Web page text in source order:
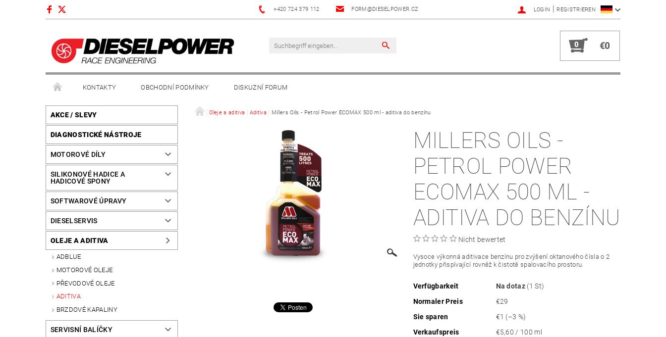
+420 724 379 112 FORM@DIESELPOWER.CZ LOGIN | REGISTRIEREN
0 €0
KONTAKTY OBCHODNÍ PODMÍNKY DISKUZNÍ FORUM
AKCE / SLEVY
DIAGNOSTICKÉ NÁSTROJE
MOTOROVÉ DÍLY
SILIKONOVÉ HADICE A
HADICOVÉ SPONY
SOFTWAROVÉ ÚPRAVY
DIESELSERVIS
OLEJE A ADITIVA
ADBLUE
MOTOROVÉ OLEJE
PŘEVODOVÉ OLEJE
ADITIVA
BRZDOVÉ KAPALINY
SERVISNÍ BALÍČKY
Oleje a aditiva Aditiva Millers Oils - Petrol Power ECOMAX 500 ml - aditiva do benzínu
MILLERS OILS -
PETROL POWER
ECOMAX 500 ML -
ADITIVA DO BENZÍNU
Nicht bewertet
Vysoce výkonná aditivace benzínu pro zvýšení oktanového čísla o 2
jednotky přispívající rovněž k čistotě spalovacího prostoru.
Verfügbarkeit Na dotaz (1 St)
Normaler Preis
€29
Sie sparen
€1 (–3 %)
Verkaufspreis
€5,60 / 100 ml